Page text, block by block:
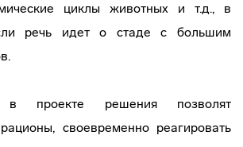
циклы животных и т.д., в
речь идет о стаде с большим
в проекте решения позволят
своевременно реагировать